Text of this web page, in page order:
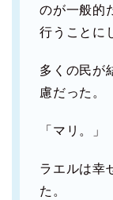
のが一般的
行うことに
多くの民が
慮だった。
「マリ。」
ラエルは幸
た。